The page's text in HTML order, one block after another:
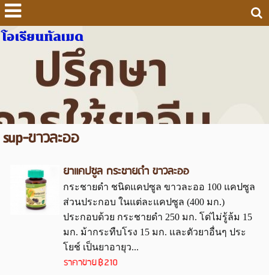
โอเรียนทัลเมด
sup-ขาวละออ
ยาแคปซูล กระชายดำ ขาวละออ
กระชายดำ ชนิดแคปซูล ขาวละออ 100 แคปซูล
ส่วนประกอบ ในแต่ละแคปซูล (400 มก.)
ประกอบด้วย กระชายดำ 250 มก. โด่ไม่รู้ล้ม 15
มก. ม้ากระทืบโรง 15 มก. และตัวยาอื่นๆ ประ
โยช์ เป็นยาอายุว...
ราคาขาย฿210